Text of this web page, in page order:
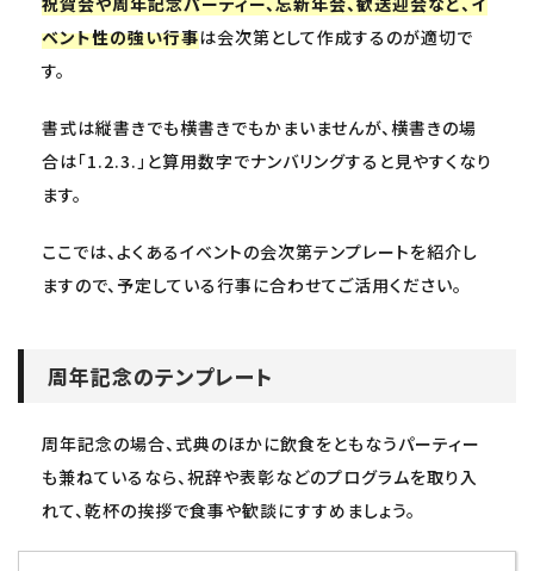
ベント性の強い行事は会次第として作成するのが適切で
す。
書式は縦書きでも横書きでもかまいませんが、横書きの場
合は「1.2.3.」と算用数字でナンバリングすると見やすくなり
ます。
ここでは、よくあるイベントの会次第テンプレートを紹介し
ますので、予定している行事に合わせてご活用ください。
周年記念のテンプレート
周年記念の場合、式典のほかに飲食をともなうパーティー
も兼ねているなら、祝辞や表彰などのプログラムを取り入
れて、乾杯の挨拶で食事や歓談にすすめましょう。